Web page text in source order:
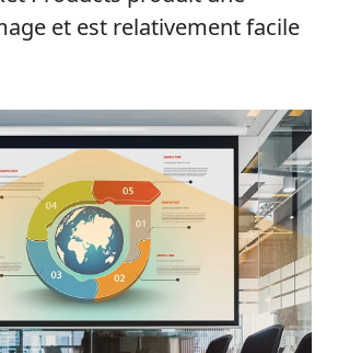
et est relativement facile